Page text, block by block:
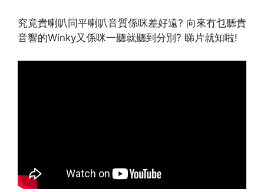
究竟貴喇叭同平喇叭音質係咪差好遠? 向來冇乜聽貴
音響的Winky又係咪一聽就聽到分別? 睇片就知啦!